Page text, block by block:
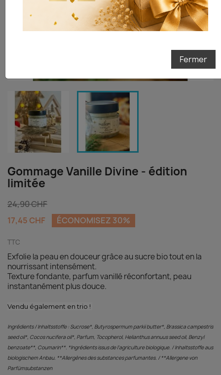
Gommage Vanille Divine - édition
limitée
24,90 CHF
17,45 CHF
ÉCONOMISEZ 30%
TTC
Exfolie la peau en douceur grâce au sucre bio tout en la
nourrissant intensément.
Texture fondante, parfum vanillé réconfortant, peau
instantanément plus douce.
Vendu également en trio !
Ingrédients / Inhaltsstoffe : Sucrose*, Butyrospermum parkii butter*, Brassica campestris
seed oil*, Cocos nucifera oil*, Parfum, Tocopherol, Helianthus annuus seed oil, Benzyl
benzoate**, Coumarin**. *Ingrédients issus de l'agriculture biologique. / Inhaltsstoffe aus
biologischem Anbau. **Allergènes des substances parfumantes. / **Allergene von
Parfümsubstanzen
Fermer